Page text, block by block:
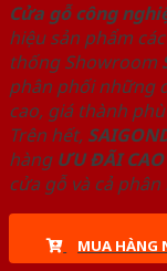
Cửa gỗ công
hiệu sản phẩm
thống Showroom
phân phối những
cao, giá thành
Trên hết,
hàng ƯU ĐÃI CAO
cửa gỗ và cả
MUA HÀNG